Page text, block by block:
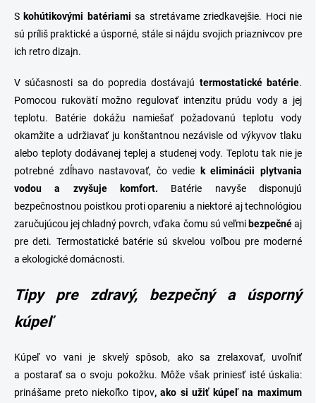
S kohútikovými batériami sa stretávame zriedkavejšie. Hoci nie
sú príliš praktické a úsporné, stále si nájdu svojich priaznivcov pre
ich retro dizajn.
V súčasnosti sa do popredia dostávajú termostatické batérie.
Pomocou rukovätí možno regulovať intenzitu prúdu vody a jej
teplotu. Batérie dokážu namiešať požadovanú teplotu vody
okamžite a udržiavať ju konštantnou nezávisle od výkyvov tlaku
alebo teploty dodávanej teplej a studenej vody. Teplotu tak nie je
potrebné zdĺhavo nastavovať, čo vedie
k eliminácii plytvania
vodou a zvyšuje komfort. Batérie navyše disponujú
bezpečnostnou poistkou proti opareniu a niektoré aj technológiou
zaručujúcou jej chladný povrch, vďaka čomu sú veľmi bezpečnéaj
pre deti. Termostatické batérie sú skvelou voľbou pre moderné
a ekologické domácnosti.
Tipy pre zdravý, bezpečný a úsporný
kúpeľ
Kúpeľ vo vani je skvelý spôsob, ako sa zrelaxovať, uvoľniť
a postarať sa o svoju pokožku. Môže však priniesť isté úskalia:
prinášame preto niekoľko tipov, ako si užiť kúpeľ na maximum